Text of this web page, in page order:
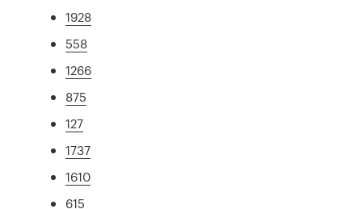
1928
558
1266
875
127
1737
1610
615